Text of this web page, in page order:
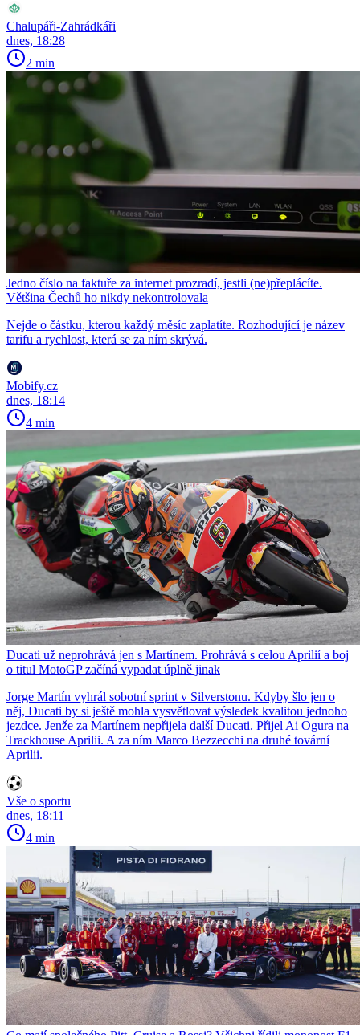
Chalupáři-Zahrádkáři
dnes, 18:28
2 min
Jedno číslo na faktuře za internet prozradí, jestli (ne)přeplácíte.
Většina Čechů ho nikdy nekontrolovala
Nejde o částku, kterou každý měsíc zaplatíte. Rozhodující je název
tarifu a rychlost, která se za ním skrývá.
Mobify.cz
dnes, 18:14
4 min
Ducati už neprohrává jen s Martínem. Prohrává s celou Aprilií a boj
o titul MotoGP začíná vypadat úplně jinak
Jorge Martín vyhrál sobotní sprint v Silverstonu. Kdyby šlo jen o
něj, Ducati by si ještě mohla vysvětlovat výsledek kvalitou jednoho
jezdce. Jenže za Martínem nepřijela další Ducati. Přijel Ai Ogura na
Trackhouse Aprilii. A za ním Marco Bezzecchi na druhé tovární
Aprilii.
Vše o sportu
dnes, 18:11
4 min